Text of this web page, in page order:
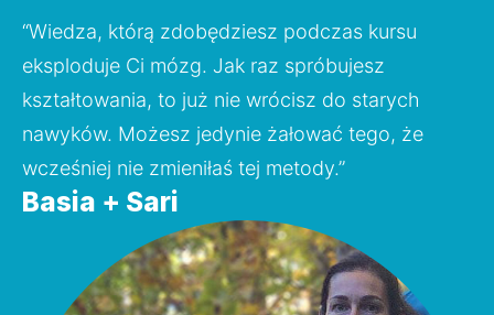
Basia + Sari
“Wiedza, którą zdobędziesz podczas kursu
eksploduje Ci mózg. Jak raz spróbujesz
kształtowania, to już nie wrócisz do starych
nawyków. Możesz jedynie żałować tego, że
wcześniej nie zmieniłaś tej metody.”